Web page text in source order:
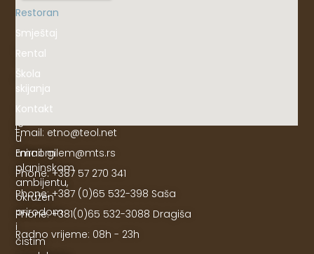
Objekat
na
Jahorini
smješten
je
u
mirnom
planinskom
ambijentu,
okružen
prirodom
i
čistim
Restoran
Smještaj
Rental
Škola
skijanja
Kontakt
Email: etno@teol.net
Email: gilem@mts.rs
Phone: +387 57 270 341
Phone: +387 (0)65 532-398 Saša
Phone: +381(0)65 532-3088 Dragiša
Radno vrijeme: 08h - 23h